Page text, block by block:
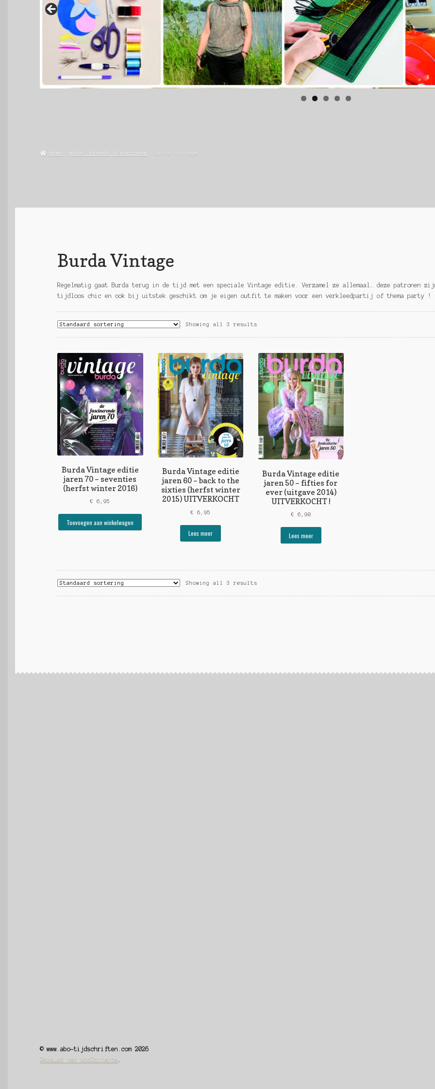
Home mode, trends & patronen Burda Vintage
Burda Vintage
Regelmatig gaat Burda terug in de tijd met een speciale Vintage editie. Verzamel ze allemaal… deze patronen
tijdloos chic en ook bij uitstek geschikt om je eigen outfit te maken voor een verkleedpartij of thema party !
Showing all 3 results
Burda Vintage editie
jaren 70 – seventies
(herfst winter 2016)
€ 6,95
Toevoegen aan winkelwagen
Burda Vintage editie
jaren 60 – back to the
sixties (herfst winter
2015) UITVERKOCHT
€ 6,95
Lees meer
Burda Vintage editie
jaren 50 – fifties for
ever (uitgave 2014)
UITVERKOCHT !
€ 6,90
Lees meer
Showing all 3 results
© www.abo-tijdschriften.com 2026
Gebouwd met WooCommerce